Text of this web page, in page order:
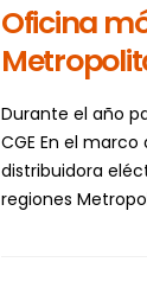
Oficina
Durante el año
CGE En el
distribuidora
regiones